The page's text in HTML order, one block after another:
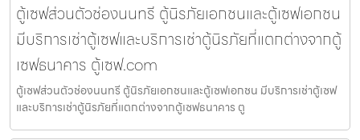
ตู้เซฟส่วนตัวช่องนนทรี ตู้นิรภัยเอกชนและตู้เซฟเอกชน
มีบริการเช่าตู้เซฟและบริการเช่าตู้นิรภัยที่แตกต่างจากตู้
เซฟธนาคาร ตู้เซฟ.com
ตู้เซฟส่วนตัวช่องนนทรี ตู้นิรภัยเอกชนและตู้เซฟเอกชน มีบริการเช่าตู้เซฟ
และบริการเช่าตู้นิรภัยที่แตกต่างจากตู้เซฟธนาคาร ตู